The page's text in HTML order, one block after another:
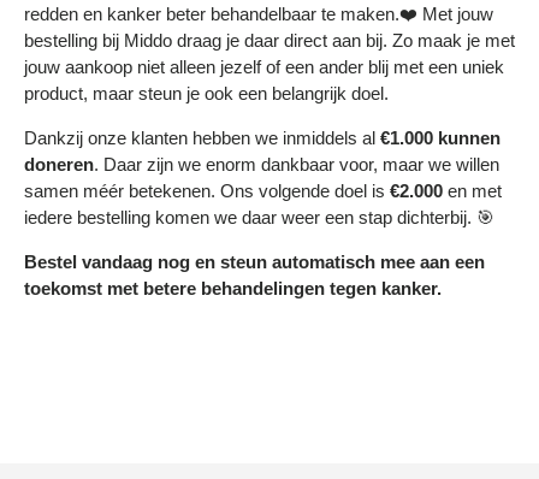
redden en kanker beter behandelbaar te maken.❤️ Met jouw
bestelling bij Middo draag je daar direct aan bij. Zo maak je met
jouw aankoop niet alleen jezelf of een ander blij met een uniek
product, maar steun je ook een belangrijk doel.
Dankzij onze klanten hebben we inmiddels al €1.000 kunnen
doneren. Daar zijn we enorm dankbaar voor, maar we willen
samen méér betekenen. Ons volgende doel is €2.000 en met
iedere bestelling komen we daar weer een stap dichterbij. 🎯
Bestel vandaag nog en steun automatisch mee aan een
toekomst met betere behandelingen tegen kanker.